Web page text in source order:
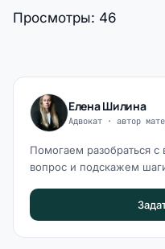
Просмотры: 46
Елена Шилина
Адвокат · автор
Помогаем разобраться
вопрос и подскажем